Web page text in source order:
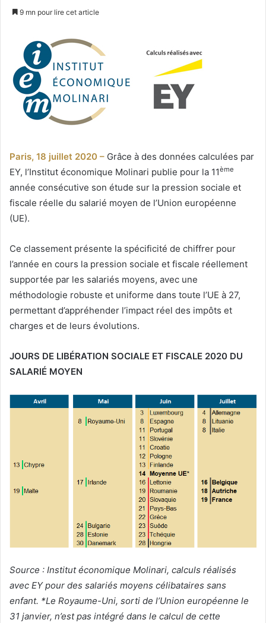
9 mn pour lire cet article
Paris, 18 juillet 2020 – Grâce à des données calculées par
EY, l’Institut économique Molinari publie pour la 11ème
année consécutive son étude sur la pression sociale et
fiscale réelle du salarié moyen de l’Union européenne
(UE).
Ce classement présente la spécificité de chiffrer pour
l’année en cours la pression sociale et fiscale réellement
supportée par les salariés moyens, avec une
méthodologie robuste et uniforme dans toute l’UE à 27,
permettant d’appréhender l’impact réel des impôts et
charges et de leurs évolutions.
JOURS DE LIBÉRATION SOCIALE ET FISCALE 2020 DU
SALARIÉ MOYEN
Source : Institut économique Molinari, calculs réalisés
avec EY pour des salariés moyens célibataires sans
enfant. *Le Royaume-Uni, sorti de l’Union européenne le
31 janvier, n’est pas intégré dans le calcul de cette